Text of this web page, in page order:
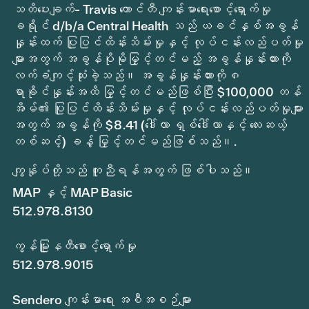
သတိပေးချက်- Travis ကောင်တီ ကျန်းမာရေးစောင့်ရှောက်မှု
ခရိုင် d/b/a Central Health သည် ယခင်နှစ်အခွန်
နှုန်းထက် ပြုပြင်ထိန်းသိမ်းမှုနှင့် လုပ်ငန်းလည်ပတ်မှု
များအတွက် အခွန်ပိုမိုမြှင့်တင်မည့် အခွန်နှုန်းထားကို
လက်ခံကျင့်သုံးခဲ့သည်။ အခွန်နှုန်းထားကို ၈
ရာခိုင်နှုန်းအထိ မြှင့်တင်မည်ဖြစ်ပြီး $100,000 တန်
အိမ်၏ ပြုပြင်ထိန်းသိမ်းမှုနှင့် လုပ်ငန်းလည်ပတ်မှုများ
အတွက် အခွန်ကို $8.41 (ဒေါ်လာ ရှစ်ဒေါ်လာနှင့် လေးဆယ့်
တစ်ဆင့်) ခန့် မြှင့်တင်မည်ဖြစ်သည်။.
ကျွန်ုပ်တို့သည် ကူညီရန်အတွက် ဖြစ်ပါသည်။
MAP နှင့် MAP Basic
512.978.8130
ကွန်မြူနတီစောင့်ရှောက်မှု
512.978.9015
Sendero ကျန်းမာရေး အစီအစဉ်များ